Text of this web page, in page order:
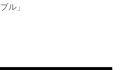
」